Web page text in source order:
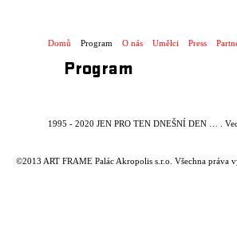
Domů Program O nás Umělci Press
Program
1995 - 2020 JEN PRO TEN DNEŠNÍ DEN … .
©2013 ART FRAME Palác Akropolis s.r.o. Všechna práva